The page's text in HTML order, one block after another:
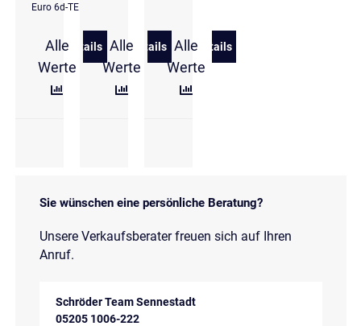
Euro 6d-TEMP
Alle
Werte
Details
zu Audi A6 Avant 55 TFSI e quattro S line Pano HD-
Alle
Werte
Details
zu Audi A6 Avant 55 TFSI e quattro S
Alle
Werte
Details
zu Audi A6 Avant 55 TFSI
Sie wünschen eine persönliche Beratung?
Unsere Verkaufsberater freuen sich auf Ihren
Anruf.
Schröder Team Sennestadt
05205 1006-222